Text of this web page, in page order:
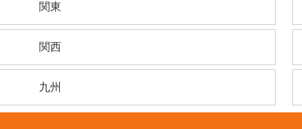
関東
関西
九州